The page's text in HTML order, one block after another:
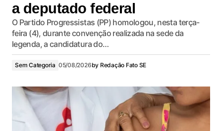
a deputado federal
O Partido Progressistas (PP) homologou, nesta terça-
feira (4), durante convenção realizada na sede da
legenda, a candidatura do…
Sem Categoria 05/08/2026by Redação Fato SE